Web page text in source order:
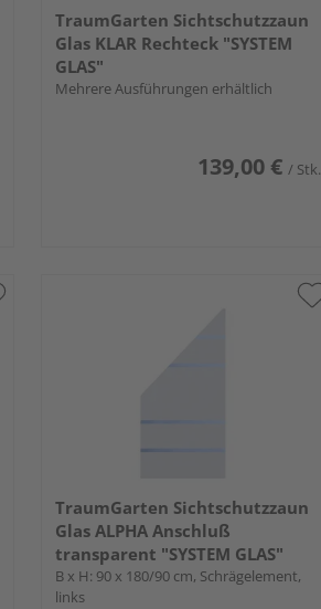
TraumGarten Sichtschutzzaun
Glas KLAR Rechteck "SYSTEM
GLAS"
Mehrere Ausführungen erhältlich
139,00 € / Stk.
TraumGarten Sichtschutzzaun
Glas ALPHA Anschluß
transparent "SYSTEM GLAS"
B x H: 90 x 180/90 cm, Schrägelement,
links